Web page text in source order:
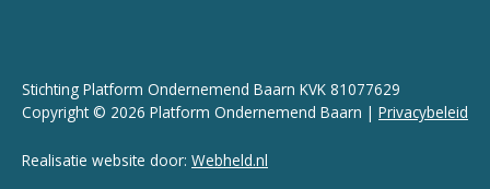
Stichting Platform Ondernemend Baarn KVK 81077629
Copyright © 2026 Platform Ondernemend Baarn | Privacybeleid
Realisatie website door: Webheld.nl